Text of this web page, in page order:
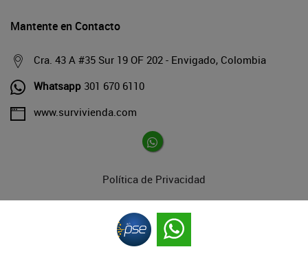
Mantente en Contacto
Cra. 43 A #35 Sur 19 OF 202 - Envigado, Colombia
Whatsapp 301 670 6110
www.survivienda.com
Política de Privacidad